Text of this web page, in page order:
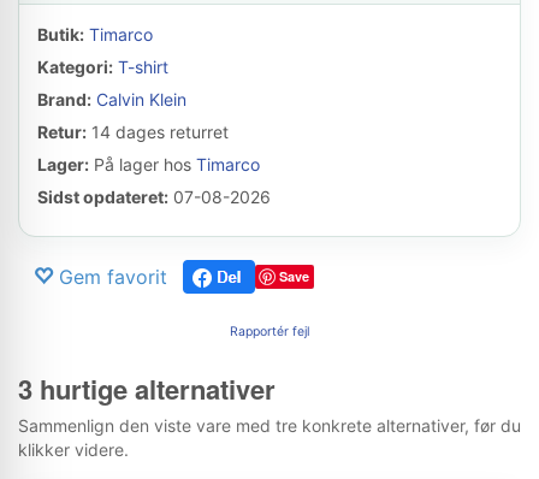
Butik: Timarco
Kategori: T-shirt
Brand: Calvin Klein
Retur: 14 dages returret
Lager: På lager hos Timarco
Sidst opdateret: 07-08-2026
Gem favorit Save
Rapportér fejl
3 hurtige alternativer
Sammenlign den viste vare med tre konkrete alternativer, før du
klikker videre.